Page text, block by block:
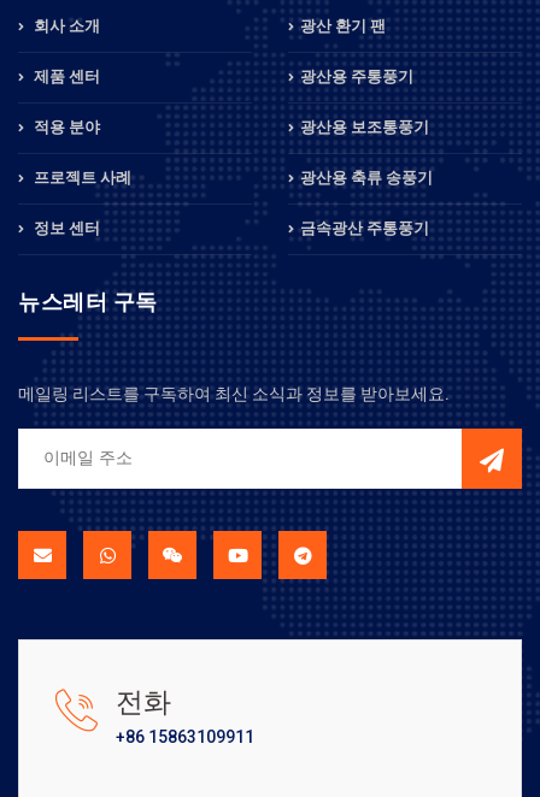
회사 소개
제품 센터
적용 분야
프로젝트 사례
정보 센터
광산 환기 팬
광산용 주통풍기
광산용 보조통풍기
광산용 축류 송풍기
금속광산 주통풍기
뉴스레터 구독
메일링 리스트를 구독하여 최신 소식과 정보를 받아보세요.
전화
+86 15863109911